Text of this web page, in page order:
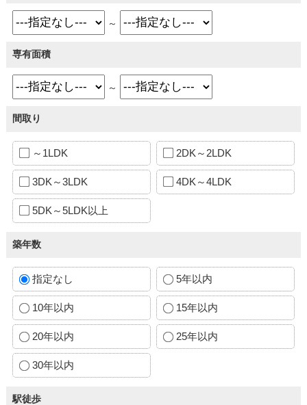
～
専有面積
～
間取り
～1LDK 2DK～2LDK
3DK～3LDK 4DK～4LDK
5DK～5LDK以上
築年数
指定なし 5年以内
10年以内 15年以内
20年以内 25年以内
30年以内
駅徒歩